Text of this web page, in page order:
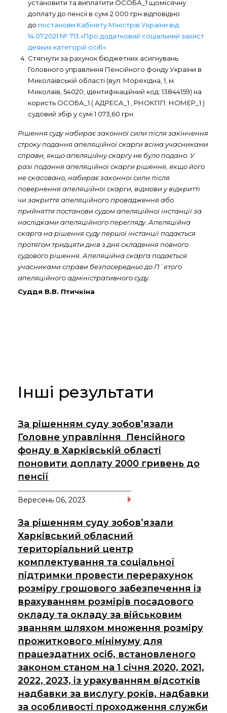
установити та виплатити ОСОБА_1 щомісячну
доплату до пенсії в сумі 2 000 грн відповідно
до постанови Кабінету Міністрів України від
14.07.2021 № 713 «Про додатковий соціальний захист
деяких категорій осіб»
Стягнути за рахунок бюджетних асигнувань
Головного управління Пенсійного фонду України в
Миколаївській області (вул. Морехідна, 1, м.
Миколаїв, 54020, ідентифікаційний код: 13844159) на
користь ОСОБА_1 ( АДРЕСА_1 , РНОКПП: НОМЕР_1 )
судовий збір у сумі 1 073,60 грн.
Рішення суду набирає законної сили після закінчення
строку подання апеляційної скарги всіма учасниками
справи, якщо апеляційну скаргу не було подано. У
разі подання апеляційної скарги рішення, якщо його
не скасовано, набирає законної сили після
повернення апеляційної скарги, відмови у відкритті
чи закриття апеляційного провадження або
прийняття постанови судом апеляційної інстанції за
наслідками апеляційного перегляду. Апеляційна
скарга на рішення суду першої інстанції подається
протягом тридцяти днів з дня складення повного
судового рішення. Апеляційна скарга подається
учасниками справи безпосередньо до П`ятого
апеляційного адміністративного суду.
Суддя В.В. Птичкіна
Інші результати
За рішенням суду зобов’язали
Головне управління Пенсійного
фонду в Харківській області
поновити доплату 2000 гривень до
пенсії
Вересень 06, 2023
За рішенням суду зобов’язали
Харківський обласний
територіальний центр
комплектування та соціальної
підтримки провести перерахунок
розміру грошового забезпечення із
врахуванням розмірів посадового
окладу та окладу за військовим
званням шляхом множення розміру
прожиткового мінімуму для
працездатних осіб, встановленого
законом станом на 1 січня 2020, 2021,
2022, 2023, із урахуванням відсотків
надбавки за вислугу років, надбавки
за особливості проходження служби